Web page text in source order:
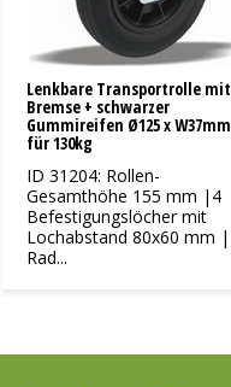
Lenkbare Transportrolle mit
Bremse + schwarzer
Gummireifen Ø125 x W37mm
für 130kg
ID 31204: Rollen-
Gesamthöhe 155 mm |4
Befestigungslöcher mit
Lochabstand 80x60 mm |
Rad...